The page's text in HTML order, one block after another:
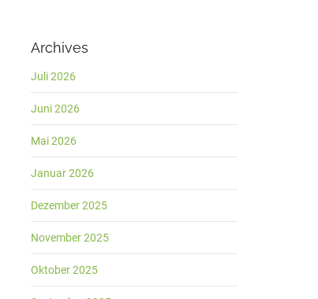
Archives
Juli 2026
Juni 2026
Mai 2026
Januar 2026
Dezember 2025
November 2025
Oktober 2025